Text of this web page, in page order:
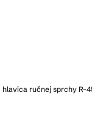
ručnej sprchy R-